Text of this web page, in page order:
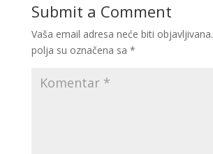
Submit a Comment
Vaša email adresa neće biti objavljivana.
polja su označena sa *